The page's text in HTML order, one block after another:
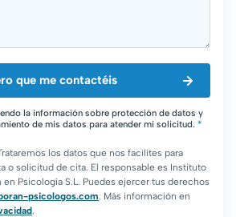
la información sobre protección de datos y
de mis datos para atender mi solicitud.*
los datos que nos facilites para
o solicitud de cita. El responsable es Instituto
en Psicología S.L. Puedes ejercer tus derechos
psicologos.com. Más información en
.